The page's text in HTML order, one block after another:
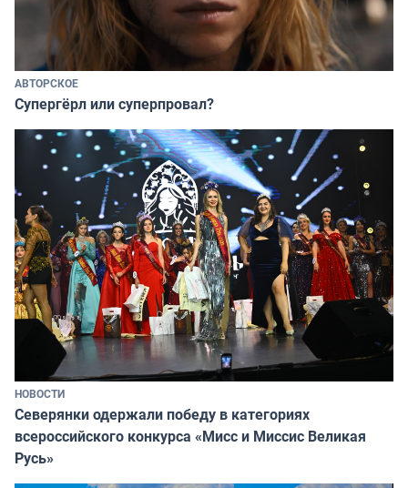
АВТОРСКОЕ
Супергёрл или суперпровал?
НОВОСТИ
Северянки одержали победу в категориях
всероссийского конкурса «Мисс и Миссис Великая
Русь»